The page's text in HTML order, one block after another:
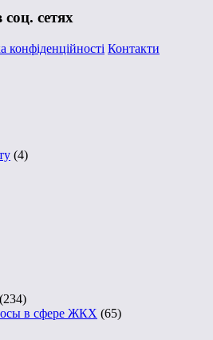
сетях
конфіденційності Контакти
(4)
(234)
в сфере ЖКХ (65)